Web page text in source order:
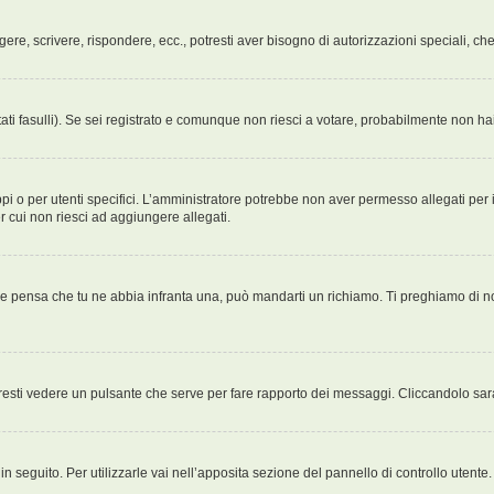
scrivere, rispondere, ecc., potresti aver bisogno di autorizzazioni speciali,
fasulli). Se sei registrato e comunque non riesci a votare, probabilmente non
per utenti specifici. L’amministratore potrebbe non aver permesso allegati
cui non riesci ad aggiungere allegati.
che tu ne abbia infranta una, può mandarti un richiamo. Ti preghiamo di
vedere un pulsante che serve per fare rapporto dei messaggi. Cliccandolo
Per utilizzarle vai nell’apposita sezione del pannello di controllo utente.